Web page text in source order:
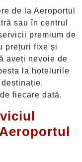
de la Aeroportul
sau în centrul
premium de
prețuri fixe și
aveți nevoie de
la hotelurile
fiecare dată.